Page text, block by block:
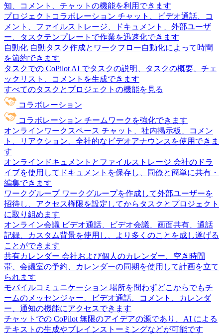
知、コメント、チャットの機能を利用できます
プロジェクトコラボレーション チャット、ビデオ通話、コ
メント、ファイルストレージ、ドキュメント、外部ユーザ
ー、タスクテンプレートで作業を迅速化できます
自動化 自動タスク作成とワークフロー自動化によって時間
を節約できます
タスクでの CoPilot AI でタスクの説明、タスクの概要、チェ
ックリスト、コメントを生成できます
すべてのタスクとプロジェクトの機能を見る
コラボレーション
コラボレーション チームワークを強化できます
オンラインワークスペース チャット、社内掲示板、コメン
ト、リアクション、全社的なビデオアナウンスを使用できま
す
オンラインドキュメントとファイルストレージ 会社のドラ
イブを使用してドキュメントを保存し、同僚と簡単に共有・
編集できます
ワークグループ ワークグループを作成して外部ユーザーを
招待し、アクセス権限を設定してからタスクとプロジェクト
に取り組めます
オンライン会議 ビデオ通話、ビデオ会議、画面共有、通話
記録、カスタム背景を使用し、より多くのことを成し遂げる
ことができます
共有カレンダー 会社および個人のカレンダー、空き時間
帯、会議室の予約、カレンダーの同期を使用して計画を立て
られます
モバイルコミュニケーション 場所を問わずどこからでもチ
ームのメッセンジャー、ビデオ通話、コメント、カレンダ
ー、通知の機能にアクセスできます
チャットでの CoPilot 無限のアイデアの源であり、AI による
テキストの生成やブレインストーミングなどが可能です